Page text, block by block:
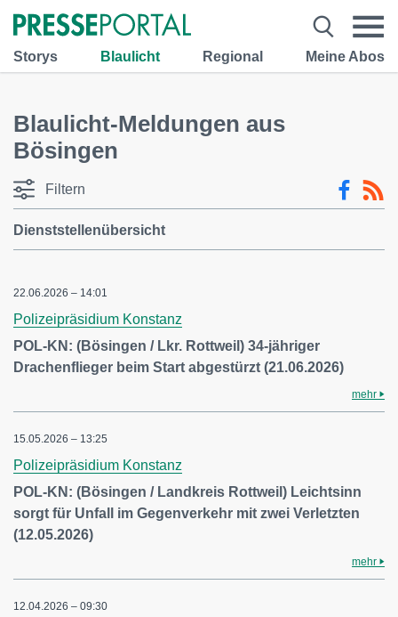
Storys Blaulicht Regional Meine Abos
Blaulicht-Meldungen aus
Bösingen
Filtern
Dienststellenübersicht
22.06.2026 – 14:01
Polizeipräsidium Konstanz
POL-KN: (Bösingen / Lkr. Rottweil) 34-jähriger
Drachenflieger beim Start abgestürzt (21.06.2026)
mehr
15.05.2026 – 13:25
Polizeipräsidium Konstanz
POL-KN: (Bösingen / Landkreis Rottweil) Leichtsinn
sorgt für Unfall im Gegenverkehr mit zwei Verletzten
(12.05.2026)
mehr
12.04.2026 – 09:30